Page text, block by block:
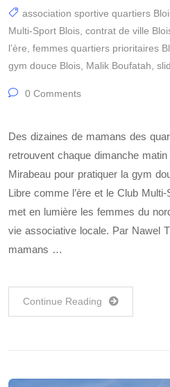
association sportive quartiers
Multi-Sport Blois contrat de ville
l’ère femmes quartiers prioritaires
gym douce Blois Malik Boufatah
0 Comments
Des dizaines de mamans des
retrouvent chaque dimanche
Mirabeau pour pratiquer la gym
Libre comme l’ère et le Club
met en lumière les femmes du
vie associative locale. Par Nawel
mamans …
Continue Reading